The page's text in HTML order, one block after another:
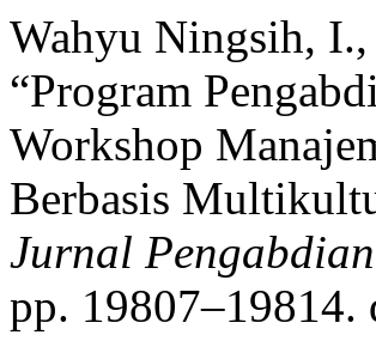
Wahyu Ningsih,
“Program
Workshop
Berbasis
Jurnal
pp.